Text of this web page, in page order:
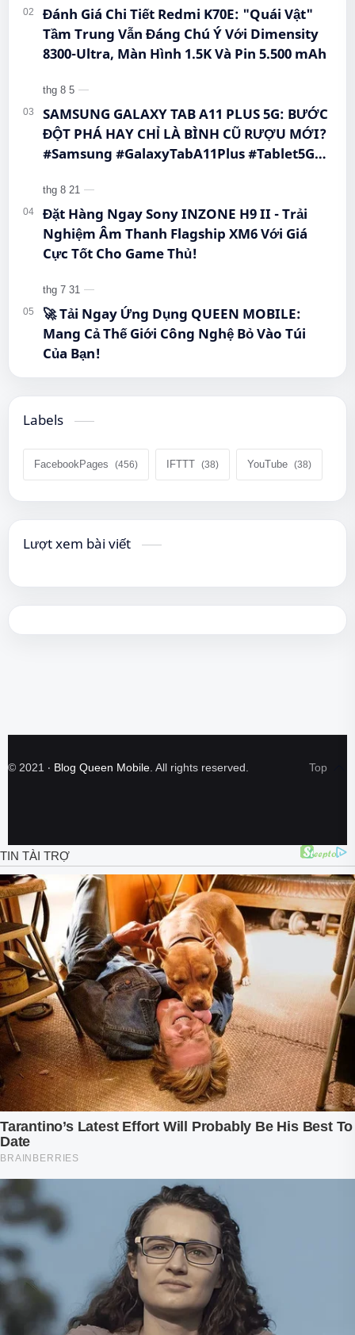
Đánh Giá Chi Tiết Redmi K70E: "Quái Vật"
Tầm Trung Vẫn Đáng Chú Ý Với Dimensity
8300-Ultra, Màn Hình 1.5K Và Pin 5.500 mAh
SAMSUNG GALAXY TAB A11 PLUS 5G: BƯỚC
ĐỘT PHÁ HAY CHỈ LÀ BÌNH CŨ RƯỢU MỚI?
#Samsung #GalaxyTabA11Plus #Tablet5G
Đặt Hàng Ngay Sony INZONE H9 II - Trải
Nghiệm Âm Thanh Flagship XM6 Với Giá
Cực Tốt Cho Game Thủ!
🚀 Tải Ngay Ứng Dụng QUEEN MOBILE:
Mang Cả Thế Giới Công Nghệ Bỏ Vào Túi
Của Bạn!
Labels
FacebookPages IFTTT YouTube
Lượt xem bài viết
© 2021 ‧ Blog Queen Mobile. All rights reserved.